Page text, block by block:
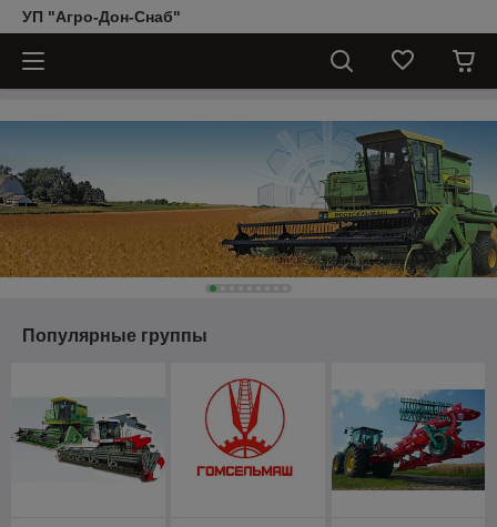
УП "Агро-Дон-Снаб"
Популярные группы